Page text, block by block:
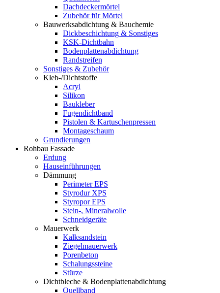
Dachdeckermörtel
Zubehör für Mörtel
Bauwerksabdichtung & Bauchemie
Dickbeschichtung & Sonstiges
KSK-Dichtbahn
Bodenplattenabdichtung
Randstreifen
Sonstiges & Zubehör
Kleb-/Dichtstoffe
Acryl
Silikon
Baukleber
Fugendichtband
Pistolen & Kartuschenpressen
Montageschaum
Grundierungen
Rohbau Fassade
Erdung
Hauseinführungen
Dämmung
Perimeter EPS
Styrodur XPS
Styropor EPS
Stein-, Mineralwolle
Schneidgeräte
Mauerwerk
Kalksandstein
Ziegelmauerwerk
Porenbeton
Schalungssteine
Stürze
Dichtbleche & Bodenplattenabdichtung
Quellband